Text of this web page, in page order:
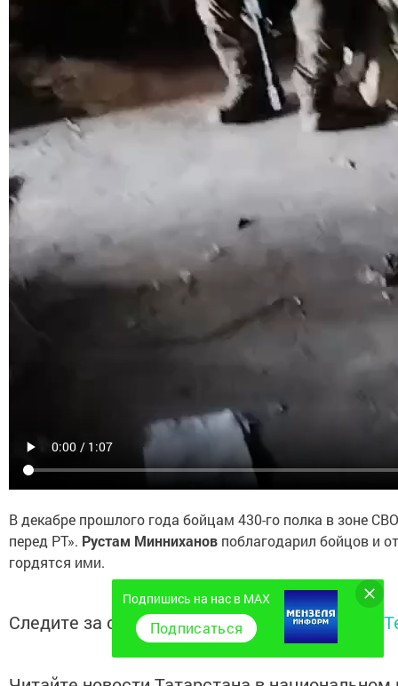
В декабре прошлого года бойцам 430-го полка в зоне
перед РТ». Рустам Минниханов поблагодарил бойцов и
гордятся ими.
Следите за самым важным и интересным в
Подпишись на нас в MAX
Подписаться